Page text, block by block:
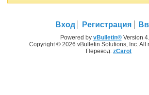
Вход Регистрация
Powered by vBulletin®Version
Copyright © 2026 vBulletin Solutions, Inc. All
Перевод: zCarot